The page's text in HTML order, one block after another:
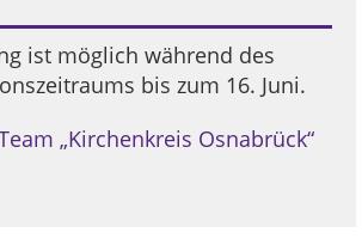
ist möglich während des
bis zum 16. Juni.
„Kirchenkreis Osnabrück“